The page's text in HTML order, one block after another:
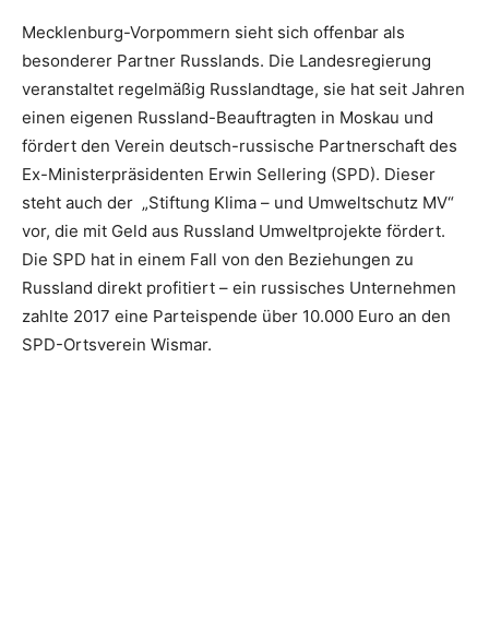
Mecklenburg-Vorpommern sieht sich offenbar als
besonderer Partner Russlands. Die Landesregierung
veranstaltet regelmäßig Russlandtage, sie hat seit Jahren
einen eigenen Russland-Beauftragten in Moskau und
fördert den Verein deutsch-russische Partnerschaft des
Ex-Ministerpräsidenten Erwin Sellering (SPD). Dieser
steht auch der „Stiftung Klima – und Umweltschutz MV“
vor, die mit Geld aus Russland Umweltprojekte fördert.
Die SPD hat in einem Fall von den Beziehungen zu
Russland direkt profitiert – ein russisches Unternehmen
zahlte 2017 eine Parteispende über 10.000 Euro an den
SPD-Ortsverein Wismar.